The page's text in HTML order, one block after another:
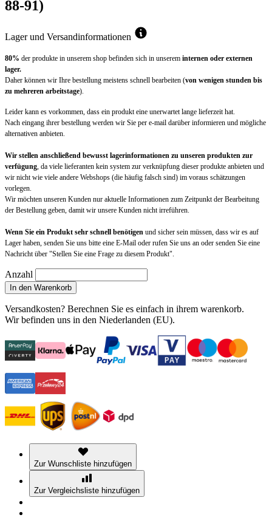
88-91)
Lager und Versandinformationen
80% der produkte in unserem shop befinden sich in unserem internen oder externen
lager.
Daher können wir Ihre bestellung meistens schnell bearbeiten (von wenigen stunden bis
zu mehreren arbeitstage).
Leider kann es vorkommen, dass ein produkt eine unerwartet lange lieferzeit hat.
Nach eingang ihrer bestellung werden wir Sie per e-mail darüber informieren und mögliche
alternativen anbieten.
Wir stellen anschließend bewusst lagerinformationen zu unseren produkten zur
verfügung, da viele lieferanten kein system zur verknüpfung dieser produkte anbieten und
wir nicht wie viele andere Webshops (die häufig falsch sind) im voraus schätzungen
vorlegen.
Wir möchten unseren Kunden nur aktuelle Informationen zum Zeitpunkt der Bearbeitung
der Bestellung geben, damit wir unsere Kunden nicht irreführen.
Wenn Sie ein Produkt sehr schnell benötigen und sicher sein müssen, dass wir es auf
Lager haben, senden Sie uns bitte eine E-Mail oder rufen Sie uns an oder senden Sie eine
Nachricht über "Stellen Sie eine Frage zu diesem Produkt".
Anzahl
In den Warenkorb
Versandkosten? Berechnen Sie es einfach in ihrem warenkorb.
Wir befinden uns in den Niederlanden (EU).
Zur Wunschliste hinzufügen
Zur Vergleichsliste hinzufügen